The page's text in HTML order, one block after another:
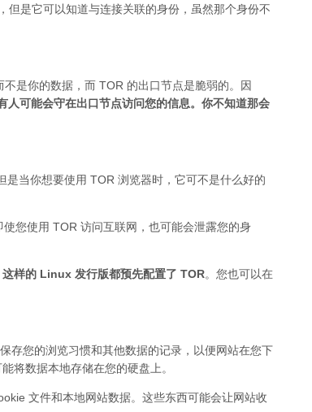
但是它可以知道与连接关联的身份，虽然那个身份不
是你的数据，而 TOR 的出口节点是脆弱的。因
可能会守在出口节点访问您的信息。你不知道那会
当你想要使用 TOR 浏览器时，它可不是什么好的
您使用 TOR 访问互联网，也可能会泄露您的身
样的 Linux 发行版都预先配置了 TOR。您也可以在
存您的浏览习惯和其他数据的记录，以便网站在您下
将数据本地存储在您的硬盘上。
文件和本地网站数据。这些东西可能会让网站收